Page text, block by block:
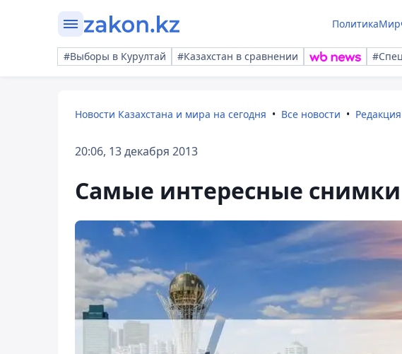
ПолитикаМир
#Выборы в Курултай #Казахстан в сравнении
Новости Казахстана и мира на сегодня Все новости
20:06, 13 декабря 2013
Самые интересные снимки